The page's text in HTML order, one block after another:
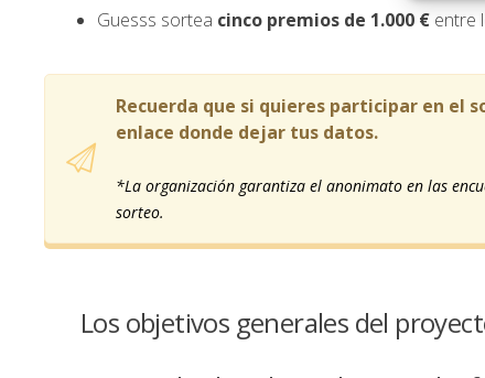
Guesss sortea cinco premios de 1.000 € entre
Recuerda que si quieres participar en el
enlace donde dejar tus datos.
*La organización garantiza el anonimato en las
sorteo.
Los objetivos generales del